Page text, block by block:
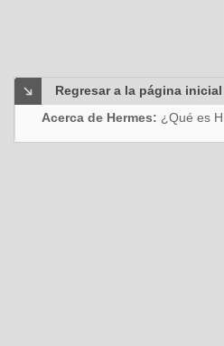
Regresar a la página inicial
Acerca de Hermes: ¿Qué es